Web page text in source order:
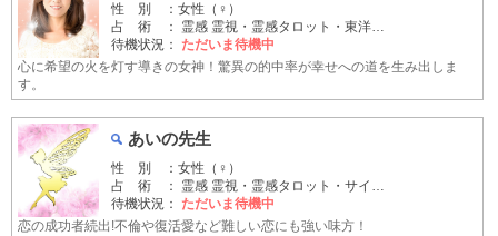
性 別 ：女性（♀）
占 術 ： 霊感 霊視・霊感タロット・東洋…
待機状況： ただいま待機中
心に希望の火を灯す導きの女神！驚異の的中率が幸せへの道を生み出しま
す。
あいの先生
性 別 ：女性（♀）
占 術 ： 霊感 霊視・霊感タロット・サイ…
待機状況： ただいま待機中
恋の成功者続出!不倫や復活愛など難しい恋にも強い味方！